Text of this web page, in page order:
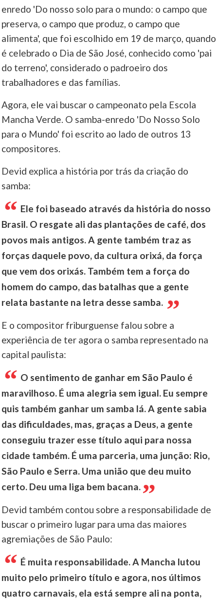
enredo 'Do nosso solo para o mundo: o campo que
preserva, o campo que produz, o campo que
alimenta', que foi escolhido em 19 de março, quando
é celebrado o Dia de São José, conhecido como 'pai
do terreno', considerado o padroeiro dos
trabalhadores e das famílias.
Agora, ele vai buscar o campeonato pela Escola
Mancha Verde. O samba-enredo 'Do Nosso Solo
para o Mundo' foi escrito ao lado de outros 13
compositores.
Devid explica a história por trás da criação do
samba:
Ele foi baseado através da história do nosso
Brasil. O resgate ali das plantações de café, dos
povos mais antigos. A gente também traz as
forças daquele povo, da cultura orixá, da força
que vem dos orixás. Também tem a força do
homem do campo, das batalhas que a gente
relata bastante na letra desse samba.
E o compositor friburguense falou sobre a
experiência de ter agora o samba representado na
capital paulista:
O sentimento de ganhar em São Paulo é
maravilhoso. É uma alegria sem igual. Eu sempre
quis também ganhar um samba lá. A gente sabia
das dificuldades, mas, graças a Deus, a gente
conseguiu trazer esse título aqui para nossa
cidade também. É uma parceria, uma junção: Rio,
São Paulo e Serra. Uma união que deu muito
certo. Deu uma liga bem bacana.
Devid também contou sobre a responsabilidade de
buscar o primeiro lugar para uma das maiores
agremiações de São Paulo:
É muita responsabilidade. A Mancha lutou
muito pelo primeiro título e agora, nos últimos
quatro carnavais, ela está sempre ali na ponta,